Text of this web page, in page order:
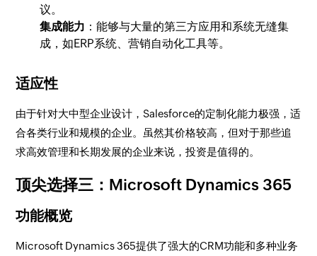
议。
集成能力 ：能够与大量的第三方应用和系统无缝集
成，如ERP系统、营销自动化工具等。
适应性
由于针对大中型企业设计，Salesforce的定制化能力极强，适
合各类行业和规模的企业。虽然其价格较高，但对于那些追
求高效管理和长期发展的企业来说，投资是值得的。
顶尖选择三：Microsoft Dynamics 365
功能概览
Microsoft Dynamics 365提供了强大的CRM功能和多种业务